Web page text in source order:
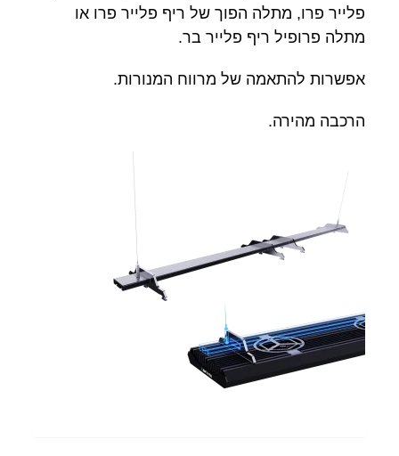
פלייר פרו, מתלה הפוך של ריף פלייר פרו או
מתלה פרופיל ריף פלייר בר.
אפשרות להתאמה של מרווח המנורות.
הרכבה מהירה.